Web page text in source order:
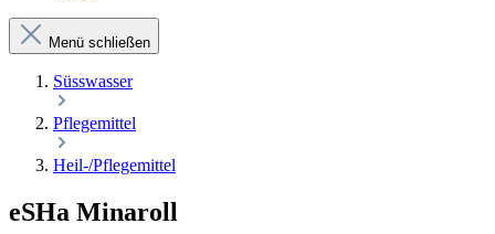
Menü schließen
Süsswasser
Pflegemittel
Heil-/Pflegemittel
eSHa Minaroll